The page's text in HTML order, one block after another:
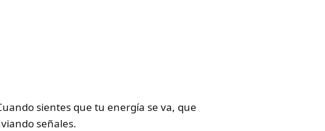
sientes que tu energía se va, que
señales.